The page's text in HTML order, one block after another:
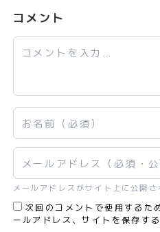
コメント
コメント
お名前
メールアドレス
メールアドレスがサイト上に公開さ
次回のコメントで使用するた
ールアドレス、サイトを保存する